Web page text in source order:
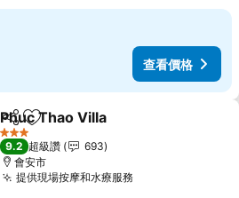
查看價格
分享 加入我的最愛
Phuc Thao Villa
3 星級
9.2 超級讚
693
會安市
提供現場按摩和水療服務